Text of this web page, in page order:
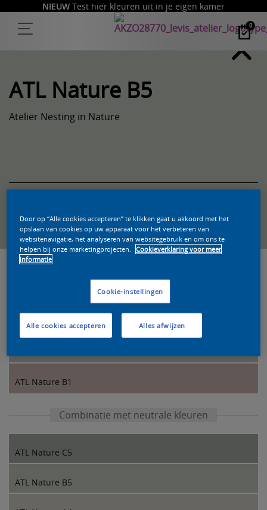
NIEUW Test hier kleuren uit in je eigen kamer
0
ATL Nature B5
Atelier Nesting in Nature
Zoek een product in deze kleur
ATL Nature C1
ATL Nature B1
Combinatie met neutrale kleuren
ATL Nature C5
ATL Nature B5
Door op “Alle cookies accepteren” te klikken gaat u akkoord met het
opslaan van cookies op uw apparaat voor het verbeteren van
websitenavigatie, het analyseren van websitegebruik en om ons te
helpen bij onze marketingprojecten.
Cookieverklaring voor meer
informatie
Cookie-instellingen
Alles afwijzen
Alle cookies accepteren